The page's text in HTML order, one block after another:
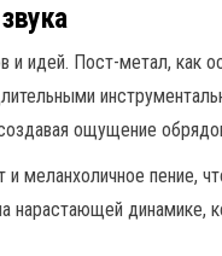
идей. Пост-метал, как
ощущение
меланхоличное пение,
нарастающей